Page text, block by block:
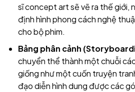
sĩ concept art sẽ vẽ ra thế giới,
định hình phong cách nghệ
cho bộ phim.
Bảng phân cảnh
chuyển thể thành một chuỗi
giống như một cuốn truyện
đạo diễn hình dung được các